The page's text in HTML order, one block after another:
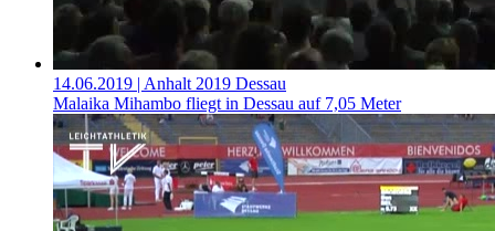
14.06.2019 | Anhalt 2019 Dessau
Malaika Mihambo fliegt in Dessau auf 7,05 Meter